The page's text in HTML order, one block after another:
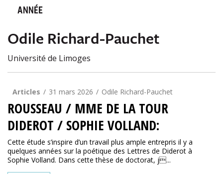
ANNÉE
Odile Richard-Pauchet
Université de Limoges
Articles 31 mars 2026 Odile Richard-Pauchet
ROUSSEAU / MME DE LA TOUR
DIDEROT / SOPHIE VOLLAND:
Cette étude s’inspire d’un travail plus ample entrepris il y a
quelques années sur la poétique des Lettres de Diderot à
Sophie Volland. Dans cette thèse de doctorat, j...